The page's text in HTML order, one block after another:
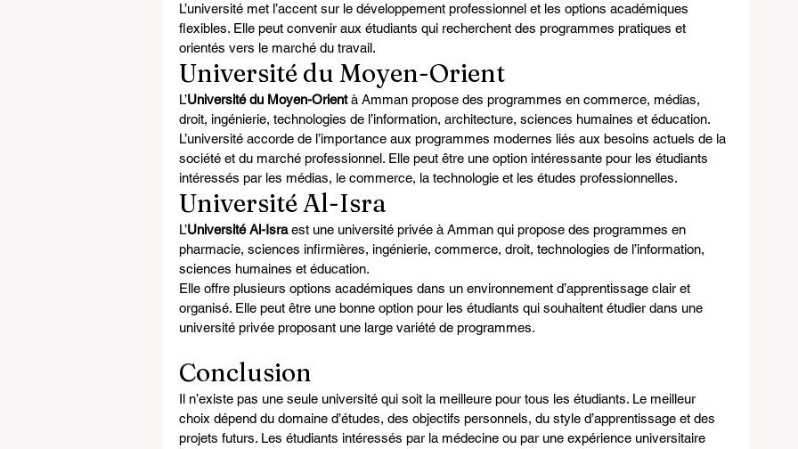
L’université met l’accent sur le développement professionnel et les options académiques
flexibles. Elle peut convenir aux étudiants qui recherchent des programmes pratiques et
orientés vers le marché du travail.
Université du Moyen-Orient
L’Université du Moyen-Orient à Amman propose des programmes en commerce, médias,
droit, ingénierie, technologies de l’information, architecture, sciences humaines et éducation.
L’université accorde de l’importance aux programmes modernes liés aux besoins actuels de la
société et du marché professionnel. Elle peut être une option intéressante pour les étudiants
intéressés par les médias, le commerce, la technologie et les études professionnelles.
Université Al-Isra
L’Université Al-Isra est une université privée à Amman qui propose des programmes en
pharmacie, sciences infirmières, ingénierie, commerce, droit, technologies de l’information,
sciences humaines et éducation.
Elle offre plusieurs options académiques dans un environnement d’apprentissage clair et
organisé. Elle peut être une bonne option pour les étudiants qui souhaitent étudier dans une
université privée proposant une large variété de programmes.
Conclusion
Il n’existe pas une seule université qui soit la meilleure pour tous les étudiants. Le meilleur
choix dépend du domaine d’études, des objectifs personnels, du style d’apprentissage et des
projets futurs. Les étudiants intéressés par la médecine ou par une expérience universitaire